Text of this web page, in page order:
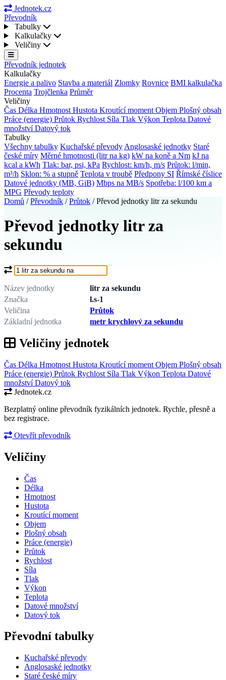
Jednotek.cz
Převodník
Tabulky
Kalkulačky
Veličiny
Převodník jednotek
Kalkulačky
Energie a palivo Stavba a materiál Zlomky Rovnice BMI kalkulačka
Procenta Trojčlenka Průměr
Veličiny
Čas Délka Hmotnost Hustota Kroutící moment Objem Plošný obsah
Práce (energie) Průtok Rychlost Síla Tlak Výkon Teplota Datové
množstvíDatový tok
Tabulky
Všechny tabulky Kuchařské převody Anglosaské jednotky Staré
české míry Měrné hmotnosti (litr na kg) kW na koně a Nm kJ na
kcal a kWh Tlak: bar, psi, kPa Rychlost: km/h, m/s Průtok: l/min,
m³/h Sklon: % a stupně Teplota v troubě Předpony SI Římské číslice
Datové jednotky (MB, GiB) Mbps na MB/s Spotřeba: l/100 km a
MPG Převody teploty
Domů / Převodník / Průtok / Převod jednotky litr za sekundu
Převod jednotky litr za
sekundu
Co chcete převést?
Název jednotky
litr za sekundu
Značka
l.s-1
Veličina
Průtok
Základní jednotka
metr krychlový za sekundu
Veličiny jednotek
Čas Délka Hmotnost Hustota Kroutící moment Objem Plošný obsah
Práce (energie) Průtok Rychlost Síla Tlak Výkon Teplota Datové
množstvíDatový tok
Jednotek.cz
Bezplatný online převodník fyzikálních jednotek. Rychle, přesně a
bez registrace.
Otevřít převodník
Veličiny
Čas
Délka
Hmotnost
Hustota
Kroutící moment
Objem
Plošný obsah
Práce (energie)
Průtok
Rychlost
Síla
Tlak
Výkon
Teplota
Datové množství
Datový tok
Převodní tabulky
Kuchařské převody
Anglosaské jednotky
Staré české míry